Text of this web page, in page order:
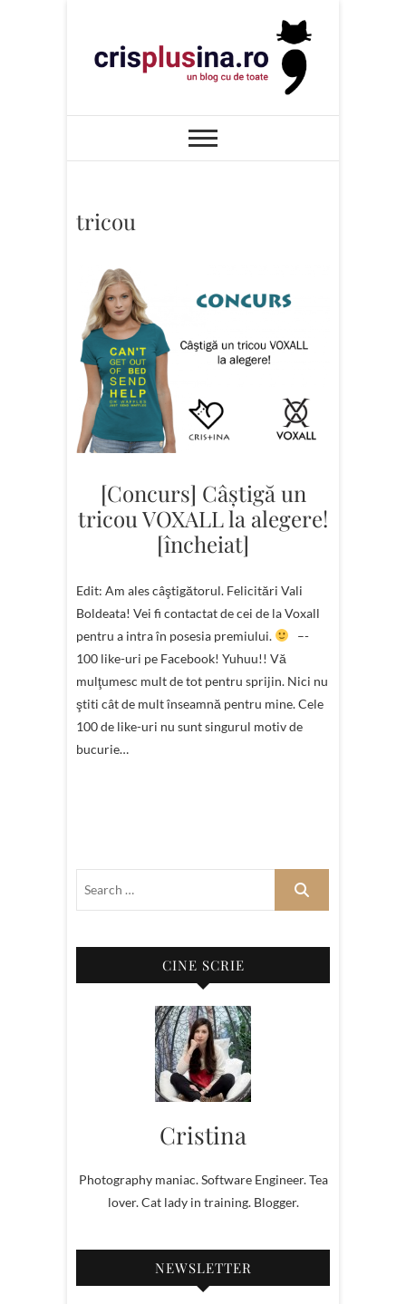
content
Cris+ina
tricou
[Concurs] Câştigă un
tricou VOXALL la alegere!
[încheiat]
Edit: Am ales câştigătorul. Felicitări Vali
Boldeata! Vei fi contactat de cei de la Voxall
pentru a intra în posesia premiului.
–-
100 like-uri pe Facebook! Yuhuu!! Vă
mulţumesc mult de tot pentru sprijin. Nici nu
ştiti cât de mult înseamnă pentru mine. Cele
100 de like-uri nu sunt singurul motiv de
bucurie…
CINE SCRIE
Cristina
Photography maniac. Software Engineer. Tea
lover. Cat lady in training. Blogger.
NEWSLETTER